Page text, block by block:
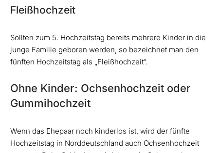
Fleißhochzeit
Sollten zum 5. Hochzeitstag bereits mehrere Kinder in die
junge Familie geboren werden, so bezeichnet man den
fünften Hochzeitstag als „Fleißhochzeit“.
Ohne Kinder: Ochsenhochzeit oder
Gummihochzeit
Wenn das Ehepaar noch kinderlos ist, wird der fünfte
Hochzeitstag in Norddeutschland auch Ochsenhochzeit